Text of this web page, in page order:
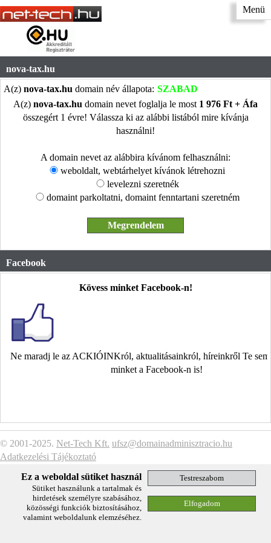
Menü
nova-tax.hu
A(z) nova-tax.hu domain név állapota: SZABAD
A(z) nova-tax.hu domain nevet foglalja le most 1 976 Ft + Áfa
összegért 1 évre! Válassza ki az alábbi listából mire kívánja
használni!
A domain nevet az alábbira kívánom felhasználni:
weboldalt, webtárhelyet kívánok létrehozni
levelezni szeretnék
domaint parkoltatni, domaint fenntartani szeretném
Facebook
Kövess minket Facebook-n!
Ne maradj le az ACKIÓINKról, aktualitásainkról, híreinkről Te
minket a Facebook-n is!
© 2001-2025. Net-Tech Kft. ufsz@domainadminisztracio.hu
Adatkezelési Tájékoztató
Ez a weboldal sütiket használ
Sütiket használunk a tartalmak és
hirdetések személyre szabásához,
közösségi funkciók biztosításához,
valamint weboldalunk elemzéséhez.